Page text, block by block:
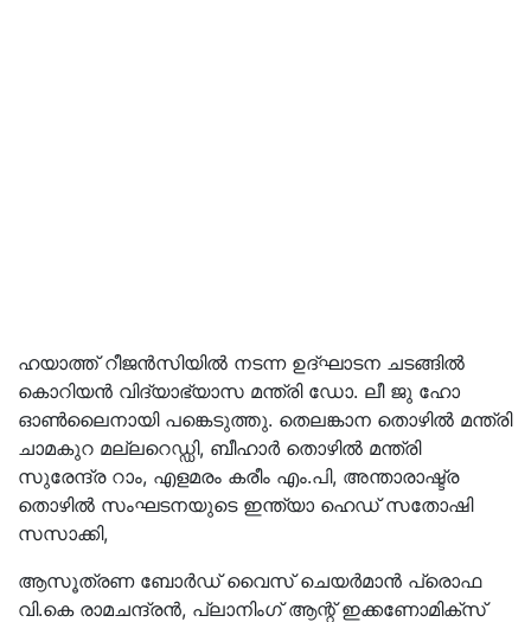
ഹയാത്ത് റീജൻസിയിൽ നടന്ന ഉദ്ഘാടന ചടങ്ങിൽ
കൊറിയൻ വിദ്യാഭ്യാസ മന്ത്രി ഡോ. ലീ ജു ഹോ
ഓൺലൈനായി പങ്കെടുത്തു. തെലങ്കാന തൊഴിൽ മന്ത്രി
ചാമകുറ മല്ലറെഡ്ഡി, ബീഹാർ തൊഴിൽ മന്ത്രി
സുരേന്ദ്ര റാം, എളമരം കരീം എം.പി, അന്താരാഷ്ട്ര
തൊഴിൽ സംഘടനയുടെ ഇന്ത്യാ ഹെഡ് സതോഷി
സസാക്കി,
ആസൂത്രണ ബോർഡ് വൈസ് ചെയർമാൻ പ്രൊഫ
വി.കെ രാമചന്ദ്രൻ, പ്ലാനിംഗ് ആന്റ് ഇക്കണോമിക്‌സ്